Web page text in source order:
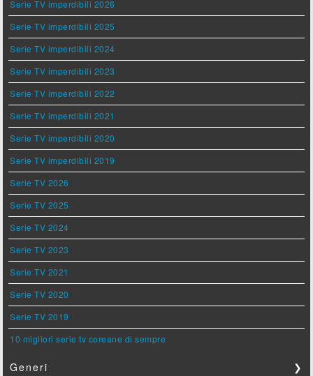
Serie TV imperdibili 2026
Serie TV imperdibili 2025
Serie TV imperdibili 2024
Serie TV imperdibili 2023
Serie TV imperdibili 2022
Serie TV imperdibili 2021
Serie TV imperdibili 2020
Serie TV imperdibili 2019
Serie TV 2026
Serie TV 2025
Serie TV 2024
Serie TV 2023
Serie TV 2021
Serie TV 2020
Serie TV 2019
10 migliori serie tv coreane di sempre
Generi ❯